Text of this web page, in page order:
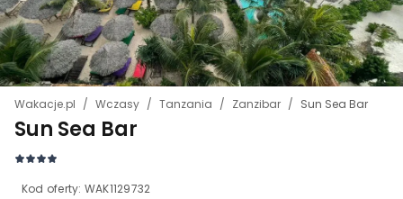
Wakacje.pl Wczasy Tanzania Zanzibar Sun Sea Bar
Sun Sea Bar
Kod oferty: WAK1129732